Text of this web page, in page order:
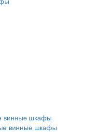
винные шкафы
винные шкафы